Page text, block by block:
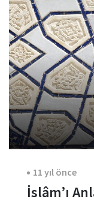
11 yıl önce
İslâm’ı